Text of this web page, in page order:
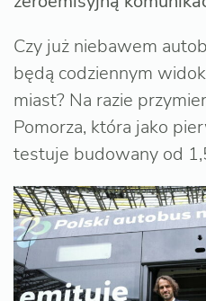
Czy już niebawem
będą codziennym
miast? Na razie
Pomorza, która jako
testuje budowany od